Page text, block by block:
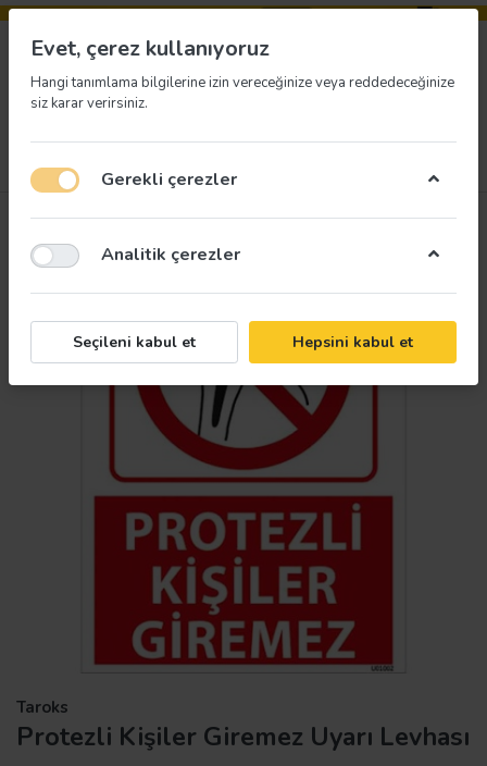
Taroks
Protezli Kişiler Giremez Uyarı Levhası
Evet, çerez kullanıyoruz
Hangi tanımlama bilgilerine izin vereceğinize veya reddedeceğinize
siz karar verirsiniz.
Gerekli çerezler
Analitik çerezler
Seçileni kabul et Hepsini kabul et